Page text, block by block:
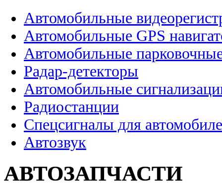
Автомобильные
Автомобильные GPS
Автомобильные
Радар-детекторы
Автомобильные
Радиостанции
Спецсигналы для
Автозвук
АВТОЗАПЧАСТИ